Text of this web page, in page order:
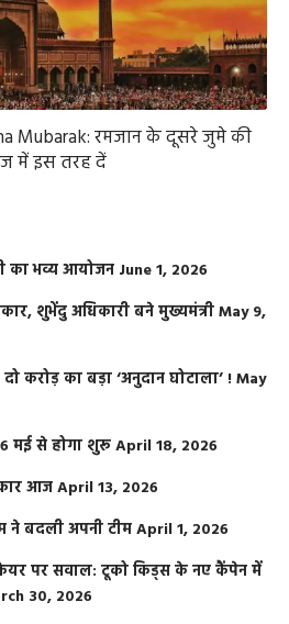
Mubarak: रमजान के दूसरे जुमे की
में इस तरह दें
का भव्य आयोजन June 1, 2026
शुभेंदु अधिकारी बने मुख्यमंत्रीMay 9,
करोड़ का बड़ा ‘अनुदान घोटाला’ !May
मई से होगा शुरूApril 18, 2026
आजApril 13, 2026
बदली अपनी टीमApril 1, 2026
पर सवाल: टूको किड्स के नए कैंपेन में
30, 2026